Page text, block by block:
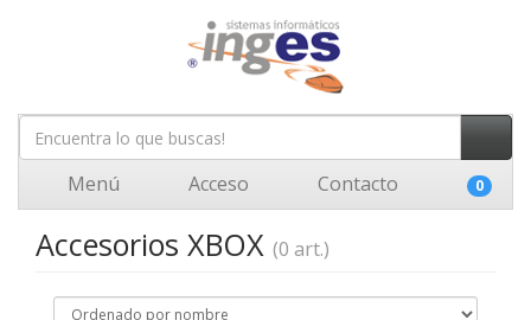
Menú Acceso Contacto 0
Accesorios XBOX (0 art.)